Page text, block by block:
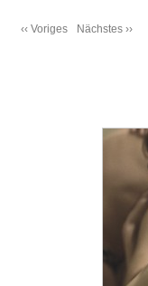
‹‹ Voriges Nächstes ››